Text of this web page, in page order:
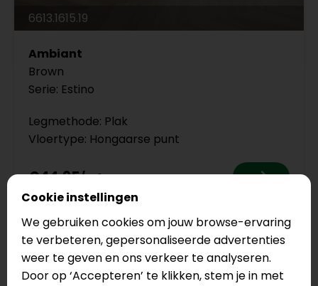
6613.1615.19
Ambiant
Brown
Serie: Estino
Legmethode: Plak
Vloertype: Hongaarse punt
€44,95
Cookie instellingen
We gebruiken cookies om jouw browse-ervaring
te verbeteren, gepersonaliseerde advertenties
weer te geven en ons verkeer te analyseren.
Door op ‘Accepteren’ te klikken, stem je in met